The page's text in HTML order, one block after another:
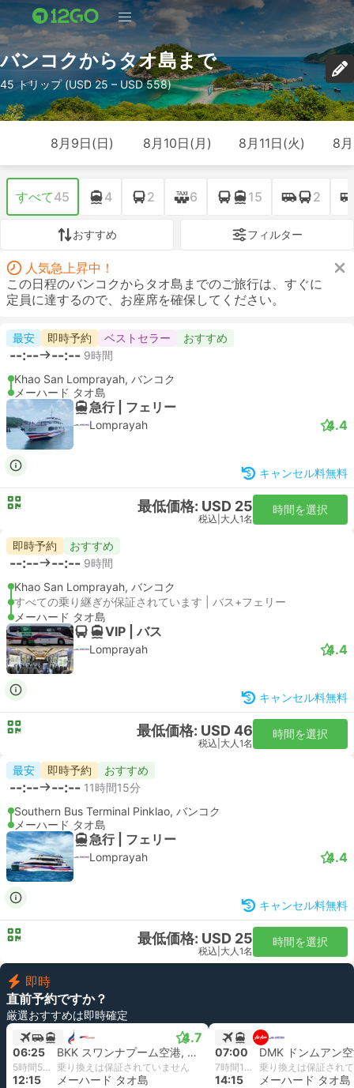
バンコクからタオ島まで
45 トリップ (USD 25 – USD 558)
8月9日(日) 8月10日(月) 8月11日(火) 8
すべて45 4 2 6 15 2
おすすめ フィルター
人気急上昇中！
この日程のバンコクからタオ島までのご旅行は、すぐに
定員に達するので、お座席を確保してください。
最安 即時予約 ベストセラー おすすめ
--:-- --:-- 9時間
Khao San Lomprayah, バンコク
メーハード タオ島
急行 | フェリー
Lomprayah 4.4
キャンセル料無料
最低価格: USD 25
税込 大人1名
時間を選択
即時予約 おすすめ
--:-- --:-- 9時間
Khao San Lomprayah, バンコク
すべての乗り継ぎが保証されています | バス+フェリー
メーハード タオ島
VIP | バス
Lomprayah 4.4
キャンセル料無料
最低価格: USD 46
税込 大人1名
時間を選択
最安 即時予約 おすすめ
--:-- --:-- 11時間15分
Southern Bus Terminal Pinklao, バンコク
メーハード タオ島
急行 | フェリー
Lomprayah 4.4
キャンセル料無料
最低価格: USD 25
税込 大人1名
時間を選択
即時
直前予約ですか？
厳選おすすめは即時確定
4.7
06:25 BKK スワンナプーム空港, バンコク
5時間50分 乗り換えは保証されていません
12:15 メーハード タオ島
07:00 DMK ドンムアン
7時間15分 乗り換えは保証され
14:15 メーハード タオ島